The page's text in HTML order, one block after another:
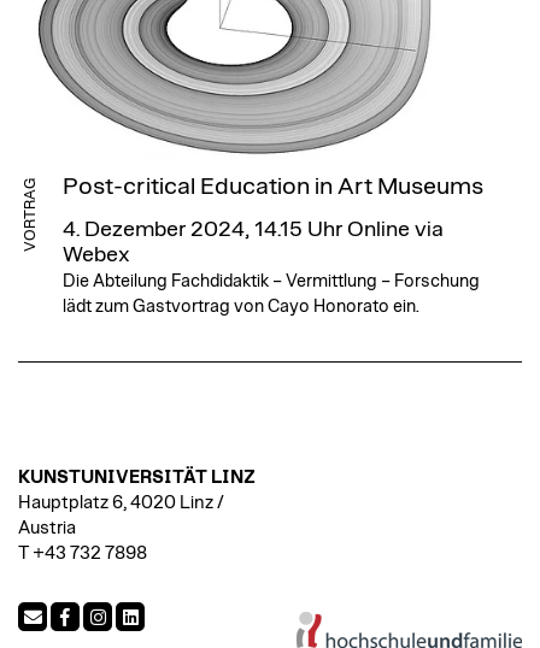
VORTRAG Post-critical Education in Art Museums
4. Dezember 2024, 14.15 Uhr Online via
Webex
Die Abteilung Fachdidaktik – Vermittlung – Forschung
lädt zum Gastvortrag von Cayo Honorato ein.
KUNSTUNIVERSITÄT LINZ
Hauptplatz 6, 4020 Linz /
Austria
T +43 732 7898